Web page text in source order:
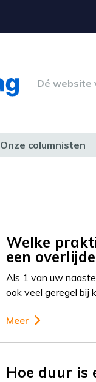
Dé website
Onze columnisten
Welke
een
Als 1 van uw
ook veel geregel bij
Meer
Hoe duur is